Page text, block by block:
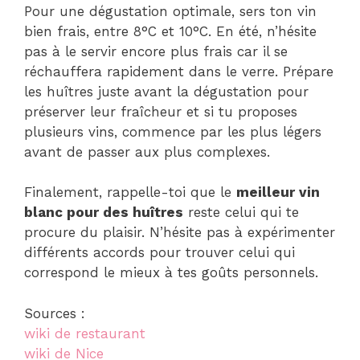
Pour une dégustation optimale, sers ton vin
bien frais, entre 8°C et 10°C. En été, n’hésite
pas à le servir encore plus frais car il se
réchauffera rapidement dans le verre. Prépare
les huîtres juste avant la dégustation pour
préserver leur fraîcheur et si tu proposes
plusieurs vins, commence par les plus légers
avant de passer aux plus complexes.
Finalement, rappelle-toi que le meilleur vin
blanc pour des huîtres reste celui qui te
procure du plaisir. N’hésite pas à expérimenter
différents accords pour trouver celui qui
correspond le mieux à tes goûts personnels.
Sources :
wiki de restaurant
wiki de Nice